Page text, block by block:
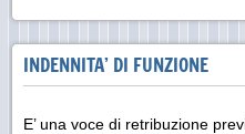
INDENNITA’ DI FUNZIONE
E’ una voce di retribuzione